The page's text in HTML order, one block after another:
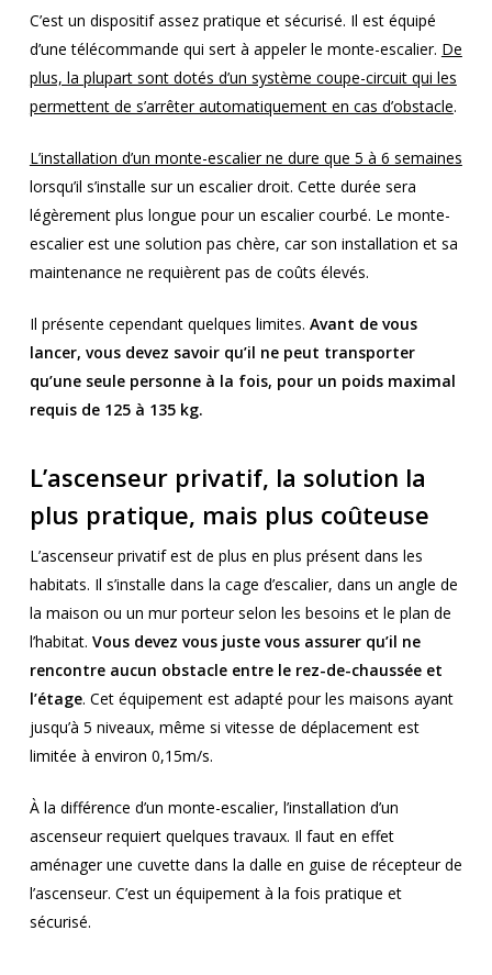
C’est un dispositif assez pratique et sécurisé. Il est équipé
d’une télécommande qui sert à appeler le monte-escalier. De
plus, la plupart sont dotés d’un système coupe-circuit qui les
permettent de s’arrêter automatiquement en cas d’obstacle.
L’installation d’un monte-escalier ne dure que 5 à 6 semaines
lorsqu’il s’installe sur un escalier droit. Cette durée sera
légèrement plus longue pour un escalier courbé. Le monte-
escalier est une solution pas chère, car son installation et sa
maintenance ne requièrent pas de coûts élevés.
Il présente cependant quelques limites. Avant de vous
lancer, vous devez savoir qu’il ne peut transporter
qu’une seule personne à la fois, pour un poids maximal
requis de 125 à 135 kg.
L’ascenseur privatif, la solution la
plus pratique, mais plus coûteuse
L’ascenseur privatif est de plus en plus présent dans les
habitats. Il s’installe dans la cage d’escalier, dans un angle de
la maison ou un mur porteur selon les besoins et le plan de
l’habitat. Vous devez vous juste vous assurer qu’il ne
rencontre aucun obstacle entre le rez-de-chaussée et
l’étage. Cet équipement est adapté pour les maisons ayant
jusqu’à 5 niveaux, même si vitesse de déplacement est
limitée à environ 0,15m/s.
À la différence d’un monte-escalier, l’installation d’un
ascenseur requiert quelques travaux. Il faut en effet
aménager une cuvette dans la dalle en guise de récepteur de
l’ascenseur. C’est un équipement à la fois pratique et
sécurisé.